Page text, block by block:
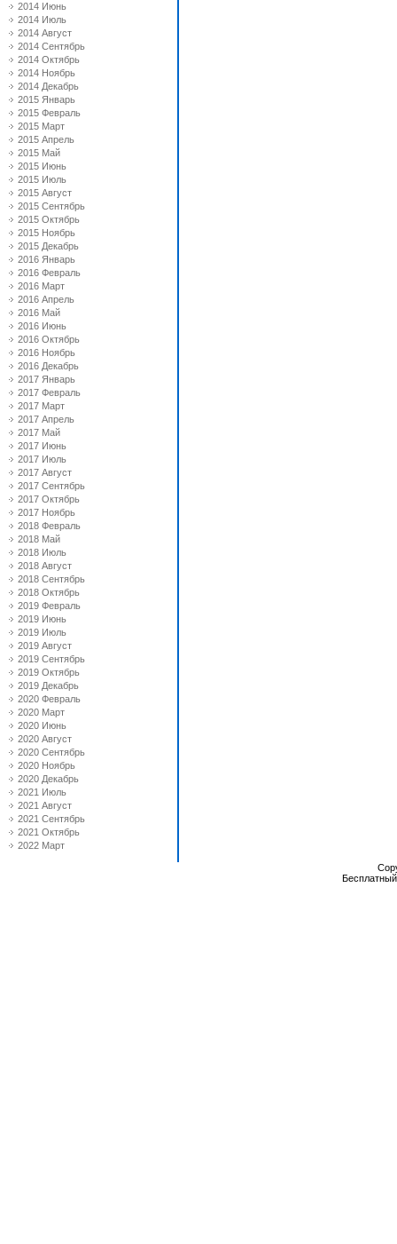
2014 Июнь
2014 Июль
2014 Август
2014 Сентябрь
2014 Октябрь
2014 Ноябрь
2014 Декабрь
2015 Январь
2015 Февраль
2015 Март
2015 Апрель
2015 Май
2015 Июнь
2015 Июль
2015 Август
2015 Сентябрь
2015 Октябрь
2015 Ноябрь
2015 Декабрь
2016 Январь
2016 Февраль
2016 Март
2016 Апрель
2016 Май
2016 Июнь
2016 Октябрь
2016 Ноябрь
2016 Декабрь
2017 Январь
2017 Февраль
2017 Март
2017 Апрель
2017 Май
2017 Июнь
2017 Июль
2017 Август
2017 Сентябрь
2017 Октябрь
2017 Ноябрь
2018 Февраль
2018 Май
2018 Июль
2018 Август
2018 Сентябрь
2018 Октябрь
2019 Февраль
2019 Июнь
2019 Июль
2019 Август
2019 Сентябрь
2019 Октябрь
2019 Декабрь
2020 Февраль
2020 Март
2020 Июнь
2020 Август
2020 Сентябрь
2020 Ноябрь
2020 Декабрь
2021 Июль
2021 Август
2021 Сентябрь
2021 Октябрь
2022 Март